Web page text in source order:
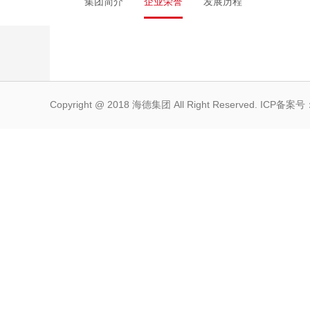
Copyright @ 2018 海德集团 All Right Reserved. ICP备案号